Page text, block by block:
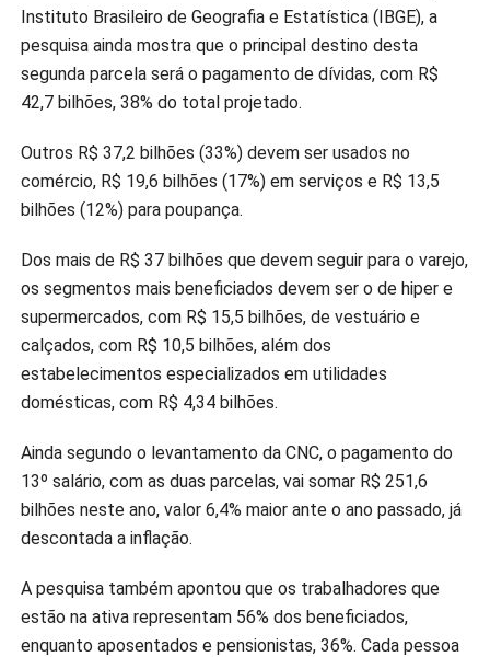
Instituto Brasileiro de Geografia e Estatística (IBGE), a
pesquisa ainda mostra que o principal destino desta
segunda parcela será o pagamento de dívidas, com R$
42,7 bilhões, 38% do total projetado.
Outros R$ 37,2 bilhões (33%) devem ser usados no
comércio, R$ 19,6 bilhões (17%) em serviços e R$ 13,5
bilhões (12%) para poupança.
Dos mais de R$ 37 bilhões que devem seguir para o varejo,
os segmentos mais beneficiados devem ser o de hiper e
supermercados, com R$ 15,5 bilhões, de vestuário e
calçados, com R$ 10,5 bilhões, além dos
estabelecimentos especializados em utilidades
domésticas, com R$ 4,34 bilhões.
Ainda segundo o levantamento da CNC, o pagamento do
13º salário, com as duas parcelas, vai somar R$ 251,6
bilhões neste ano, valor 6,4% maior ante o ano passado, já
descontada a inflação.
A pesquisa também apontou que os trabalhadores que
estão na ativa representam 56% dos beneficiados,
enquanto aposentados e pensionistas, 36%. Cada pessoa